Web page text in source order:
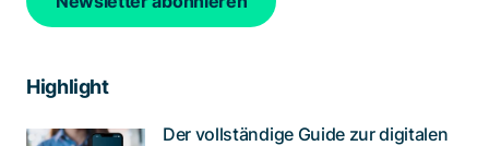
Highlight
Der vollständige Guide zur digitalen